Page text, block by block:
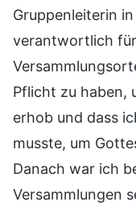
Gruppenleiterin
verantwortlich
Pflicht zu haben,
erhob und dass
musste, um
Danach war ich
Versammlungen